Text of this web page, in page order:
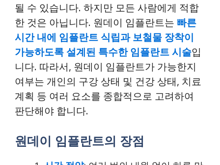
될 수 있습니다. 하지만 모든 사람에게 적합
한 것은 아닙니다. 원데이 임플란트는 빠른
시간 내에 임플란트 식립과 보철물 장착이
가능하도록 설계된 특수한 임플란트 시술입
니다. 따라서, 원데이 임플란트가 가능한지
여부는 개인의 구강 상태 및 건강 상태, 치료
계획 등 여러 요소를 종합적으로 고려하여
판단해야 합니다.
원데이 임플란트의 장점